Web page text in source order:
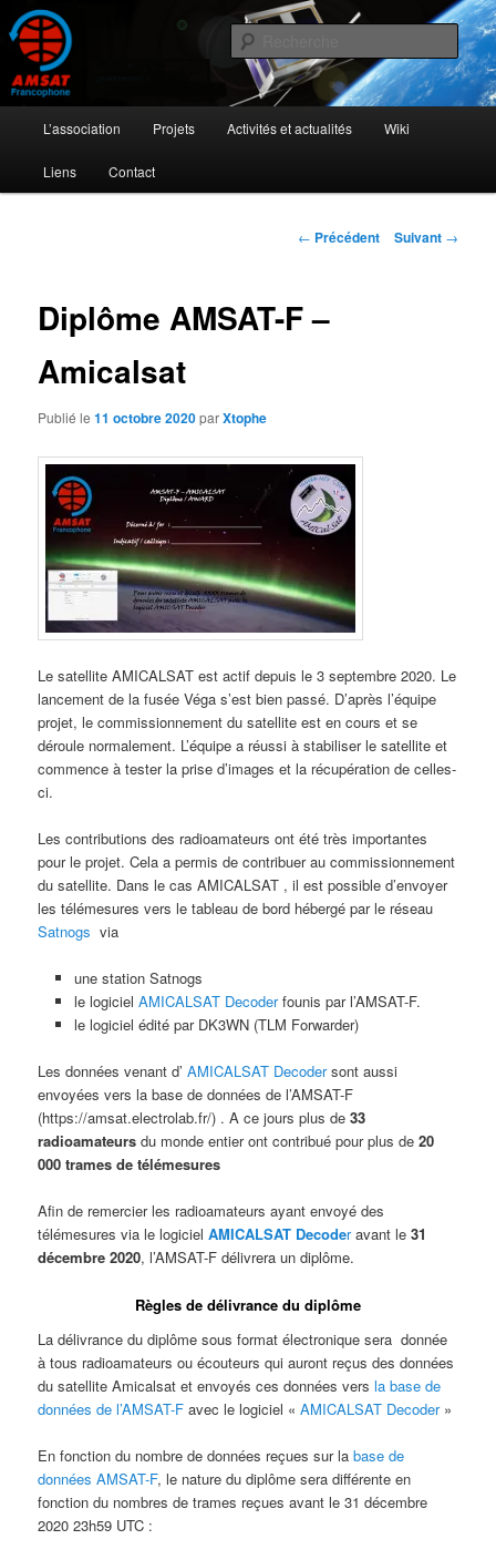
Aller
au
contenu
principalAMSAT Francophone
L'activité radioamateur par satellite
principal
L’association Projets Activités et actualités Wiki
Liens Contact
Navigation
← Précédent Suivant →
Diplôme AMSAT-F –
Amicalsat
Publié le11 octobre 2020parXtophe
Le satellite AMICALSAT est actif depuis le 3 septembre 2020. Le
lancement de la fusée Véga s’est bien passé. D’après l’équipe
projet, le commissionnement du satellite est en cours et se
déroule normalement. L’équipe a réussi à stabiliser le satellite et
commence à tester la prise d’images et la récupération de celles-
ci.
Les contributions des radioamateurs ont été très importantes
pour le projet. Cela a permis de contribuer au commissionnement
du satellite. Dans le cas AMICALSAT , il est possible d’envoyer
les télémesures vers le tableau de bord hébergé par le réseau
Satnogs via
une station Satnogs
le logiciel AMICALSAT Decoderfounis par l’AMSAT-F.
le logiciel édité par DK3WN (TLM Forwarder)
Les données venant d’AMICALSAT Decodersont aussi
envoyées vers la base de données de l’AMSAT-F
(https://amsat.electrolab.fr/) . A ce jours plus de33
radioamateurs du monde entier ont contribué pour plus de20
000 trames de télémesures
Afin de remercier les radioamateurs ayant envoyé des
télémesures via le logicielAMICALSAT Decoderavant le31
décembre 2020, l’AMSAT-F délivrera un diplôme.
Règles de délivrance du diplôme
La délivrance du diplôme sous format électronique sera donnée
à tous radioamateurs ou écouteurs qui auront reçus des données
du satellite Amicalsat et envoyés ces données versla base de
données de l’AMSAT-F avec le logiciel « AMICALSAT Decoder»
En fonction du nombre de données reçues sur labase de
données AMSAT-F, le nature du diplôme sera différente en
fonction du nombres de trames reçues avant le 31 décembre
2020 23h59 UTC :